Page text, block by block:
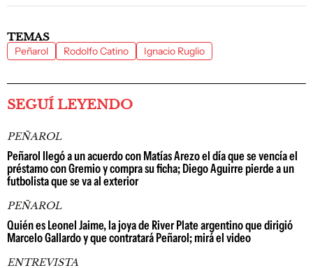
TEMAS
Peñarol Rodolfo Catino Ignacio Ruglio
SEGUÍ LEYENDO
PEÑAROL
Peñarol llegó a un acuerdo con Matías Arezo el día que se vencía el
préstamo con Gremio y compra su ficha; Diego Aguirre pierde a un
futbolista que se va al exterior
PEÑAROL
Quién es Leonel Jaime, la joya de River Plate argentino que dirigió
Marcelo Gallardo y que contratará Peñarol; mirá el video
ENTREVISTA